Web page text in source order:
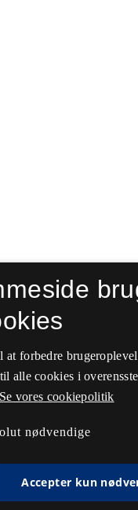
forbedre
alle cookies i
Se vores cookiepolitik
nødvendige
Accepter kun